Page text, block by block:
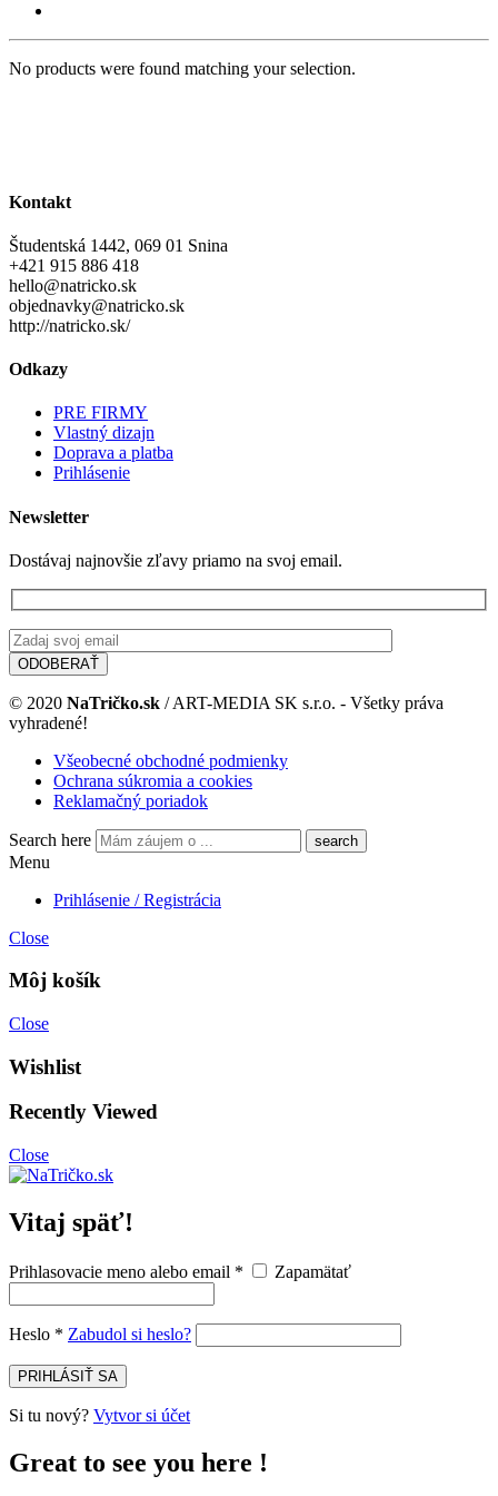
No products were found matching your selection.
Kontakt
Študentská 1442, 069 01 Snina
+421 915 886 418
hello@natricko.sk
objednavky@natricko.sk
http://natricko.sk/
Odkazy
PRE FIRMY
Vlastný dizajn
Doprava a platba
Prihlásenie
Newsletter
Dostávaj najnovšie zľavy priamo na svoj email.
© 2020 NaTričko.sk / ART-MEDIA SK s.r.o. - Všetky práva
vyhradené!
Všeobecné obchodné podmienky
Ochrana súkromia a cookies
Reklamačný poriadok
Search here
Menu
Prihlásenie / Registrácia
Close
Môj košík
Close
Wishlist
Recently Viewed
Close
Vitaj späť!
Prihlasovacie meno alebo email * Zapamätať
Heslo * Zabudol si heslo?
PRIHLÁSIŤ SA
Si tu nový? Vytvor si účet
Great to see you here !